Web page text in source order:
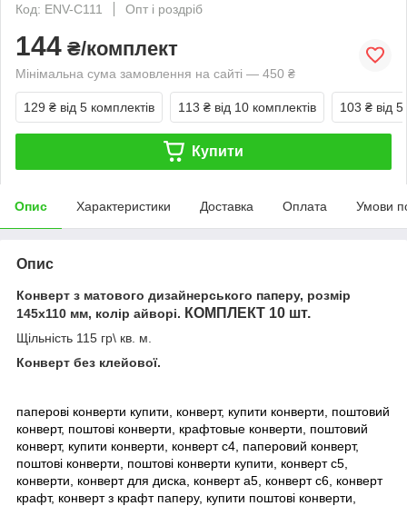
Код: ENV-C111
Опт і роздріб
144 ₴/комплект
Мінімальна сума замовлення на сайті — 450 ₴
129 ₴ від 5 комплектів 113 ₴ від 10 комплектів 103 ₴ від
Купити
Опис Характеристики Доставка Оплата Умови
Опис
Конверт з матового дизайнерського паперу, розмір
145x110 мм, колір айворі. КОМПЛЕКТ 10 шт.
Щільність 115 гр\ кв. м.
Конверт без клейової.
паперові конверти купити, конверт, купити конверти, поштовий
конверт, поштові конверти, крафтовые конверти, поштовий
конверт, купити конверти, конверт с4, паперовий конверт,
поштові конверти, поштові конверти купити, конверт с5,
конверти, конверт для диска, конверт а5, конверт с6, конверт
крафт, конверт з крафт паперу, купити поштові конверти,